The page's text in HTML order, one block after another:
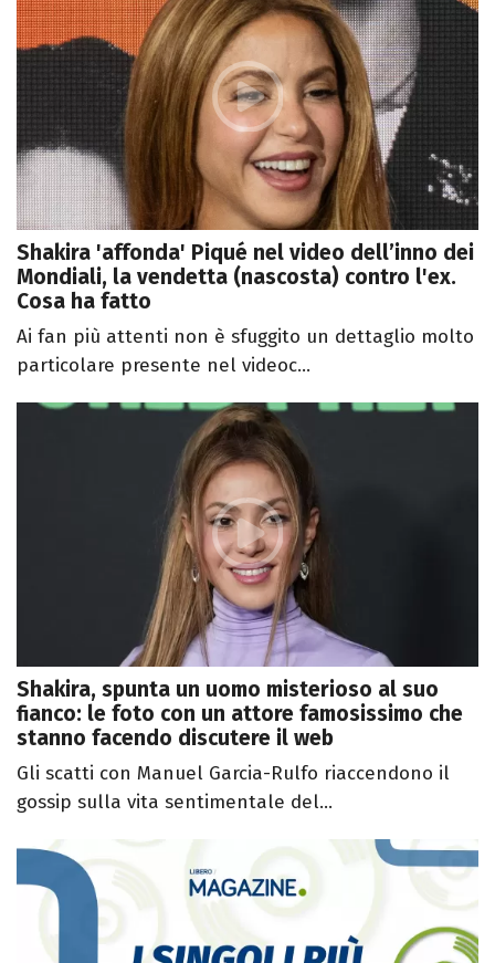
Shakira 'affonda' Piqué nel video dell’inno dei
Mondiali, la vendetta (nascosta) contro l'ex.
Cosa ha fatto
Ai fan più attenti non è sfuggito un dettaglio molto
particolare presente nel videoc...
Shakira, spunta un uomo misterioso al suo
fianco: le foto con un attore famosissimo che
stanno facendo discutere il web
Gli scatti con Manuel Garcia-Rulfo riaccendono il
gossip sulla vita sentimentale del...